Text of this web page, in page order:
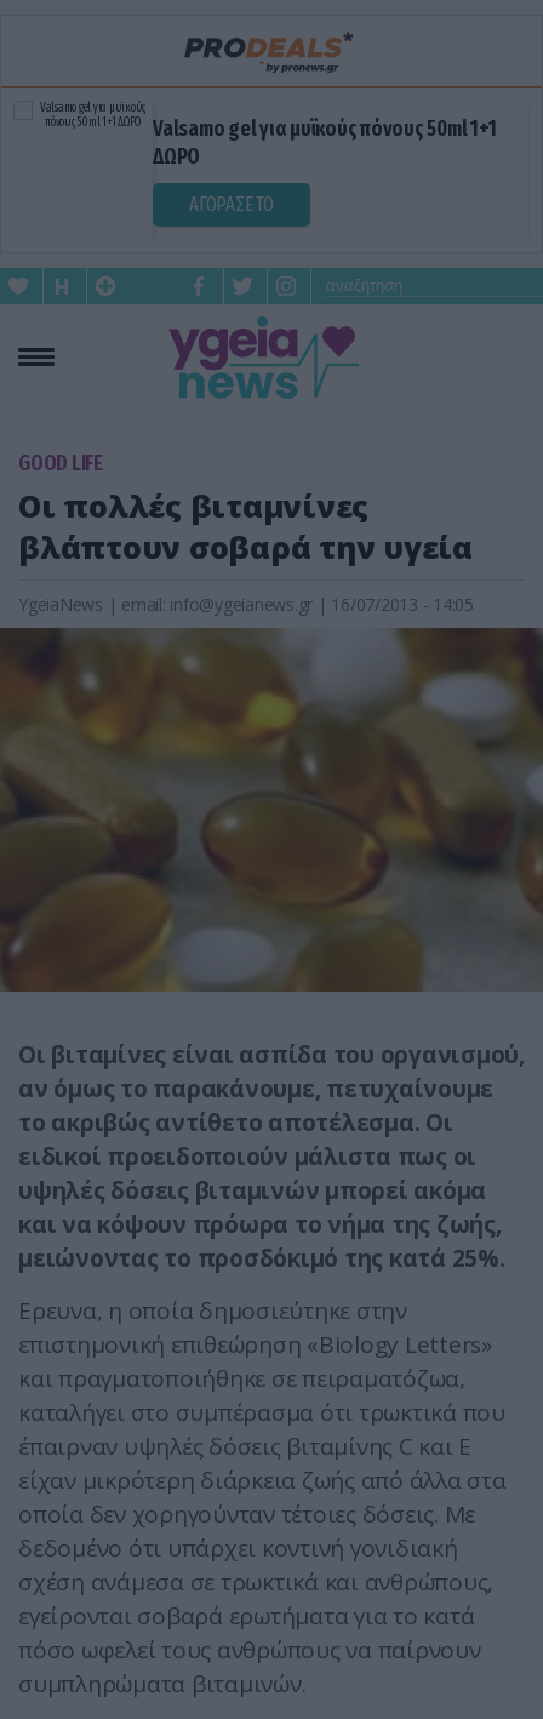
Valsamo gel για μυϊκούς πόνους 50ml 1+1
ΔΩΡΟ
ΑΓΟΡΑΣΕ ΤΟ
GOOD LIFE
Οι πολλές βιταμνίνες
βλάπτουν σοβαρά την υγεία
YgeiaNews | email: info@ygeianews.gr | 16/07/2013 - 14:05
Οι βιταμίνες είναι ασπίδα του οργανισμού,
αν όμως το παρακάνουμε, πετυχαίνουμε
το ακριβώς αντίθετο αποτέλεσμα. Οι
ειδικοί προειδοποιούν μάλιστα πως οι
υψηλές δόσεις βιταμινών μπορεί ακόμα
και να κόψουν πρόωρα το νήμα της ζωής,
μειώνοντας το προσδόκιμό της κατά 25%.
Ερευνα, η οποία δημοσιεύτηκε στην
επιστημονική επιθεώρηση «Biology Letters»
και πραγματοποιήθηκε σε πειραματόζωα,
καταλήγει στο συμπέρασμα ότι τρωκτικά που
έπαιρναν υψηλές δόσεις βιταμίνης C και Ε
είχαν μικρότερη διάρκεια ζωής από άλλα στα
οποία δεν χορηγούνταν τέτοιες δόσεις. Με
δεδομένο ότι υπάρχει κοντινή γονιδιακή
σχέση ανάμεσα σε τρωκτικά και ανθρώπους,
εγείρονται σοβαρά ερωτήματα για το κατά
πόσο ωφελεί τους ανθρώπους να παίρνουν
συμπληρώματα βιταμινών.